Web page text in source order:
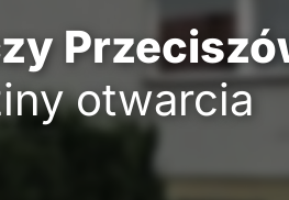
otwarcia